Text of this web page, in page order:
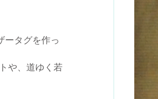
ータグを作っ
や、道ゆく若